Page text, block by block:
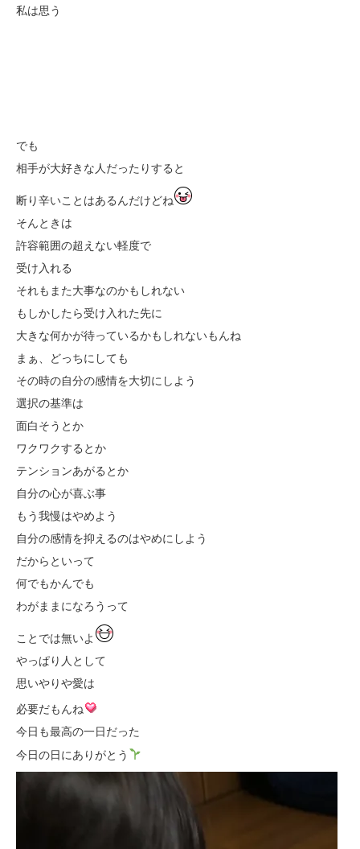
私は思う
でも
相手が大好きな人だったりすると
断り辛いことはあるんだけどね
そんときは
許容範囲の超えない軽度で
受け入れる
それもまた大事なのかもしれない
もしかしたら受け入れた先に
大きな何かが待っているかもしれないもんね
まぁ、どっちにしても
その時の自分の感情を大切にしよう
選択の基準は
面白そうとか
ワクワクするとか
テンションあがるとか
自分の心が喜ぶ事
もう我慢はやめよう
自分の感情を抑えるのはやめにしよう
だからといって
何でもかんでも
わがままになろうって
ことでは無いよ
やっぱり人として
思いやりや愛は
必要だもんね
今日も最高の一日だった
今日の日にありがとう